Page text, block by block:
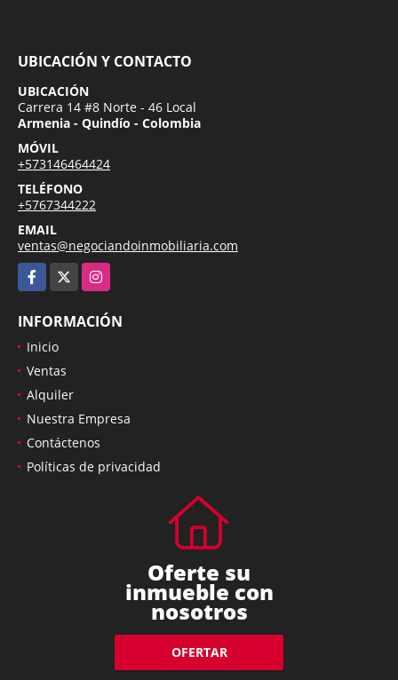
UBICACIÓN Y CONTACTO
UBICACIÓN
Carrera 14 #8 Norte - 46 Local
Armenia - Quindío - Colombia
MÓVIL
+573146464424
TELÉFONO
+5767344222
EMAIL
ventas@negociandoinmobiliaria.com
Facebook
Instagram
INFORMACIÓN
Inicio
Ventas
Alquiler
Nuestra Empresa
Contáctenos
Políticas de privacidad
Oferte su
inmueble con
nosotros
OFERTAR